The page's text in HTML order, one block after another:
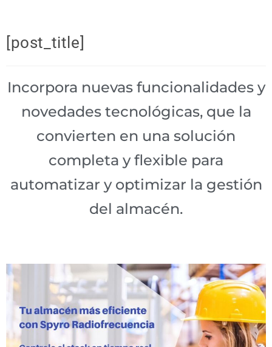
[post_title]
Incorpora nuevas funcionalidades y
novedades tecnológicas, que la
convierten en una solución
completa y flexible para
automatizar y optimizar la gestión
del almacén.